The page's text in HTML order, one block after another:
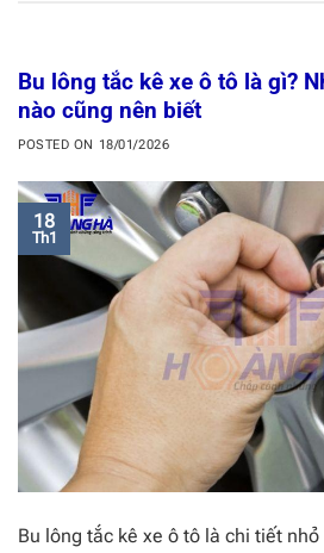
Bu lông tắc kê xe ô tô là gì?
nào cũng nên biết
POSTED ON 18/01/2026
18
Th1
Bu lông tắc kê xe ô tô là chi tiết